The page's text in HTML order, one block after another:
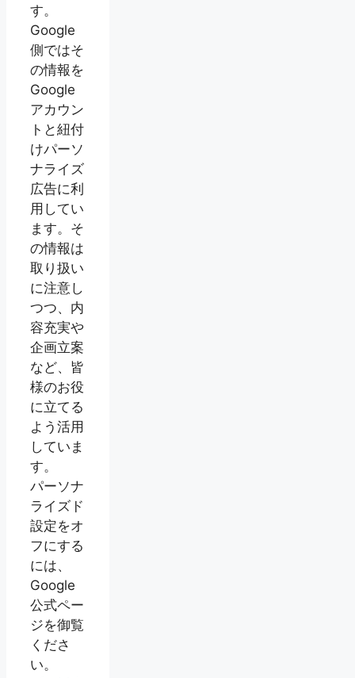
す。
Google
側ではそ
の情報を
Google
アカウン
トと紐付
けパーソ
ナライズ
広告に利
用してい
ます。そ
の情報は
取り扱い
に注意し
つつ、内
容充実や
企画立案
など、皆
様のお役
に立てる
よう活用
していま
す。
パーソナ
ライズド
設定をオ
フにする
には、
Google
公式ペー
ジを御覧
くださ
い。